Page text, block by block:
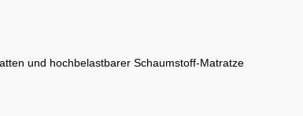
und hochbelastbarer Schaumstoff-Matratze